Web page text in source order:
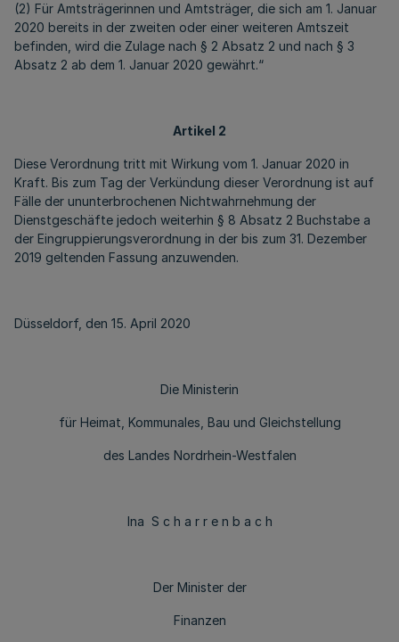
(2) Für Amtsträgerinnen und Amtsträger, die sich am 1. Januar
2020 bereits in der zweiten oder einer weiteren Amtszeit
befinden, wird die Zulage nach § 2 Absatz 2 und nach § 3
Absatz 2 ab dem 1. Januar 2020 gewährt.“
Artikel 2
Diese Verordnung tritt mit Wirkung vom 1. Januar 2020 in
Kraft. Bis zum Tag der Verkündung dieser Verordnung ist auf
Fälle der ununterbrochenen Nichtwahrnehmung der
Dienstgeschäfte jedoch weiterhin § 8 Absatz 2 Buchstabe a
der Eingruppierungsverordnung in der bis zum 31. Dezember
2019 geltenden Fassung anzuwenden.
Düsseldorf, den 15. April 2020
Die Ministerin
für Heimat, Kommunales, Bau und Gleichstellung
des Landes Nordrhein-Westfalen
Ina S c h a r r e n b a c h
Der Minister der
Finanzen